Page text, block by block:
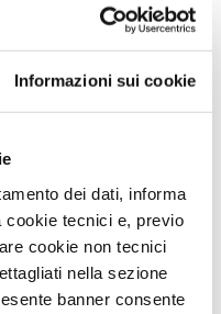
Informazioni sui cookie
dei dati, informa
cookie tecnici e, previo
cookie non tecnici
nella sezione
banner consente